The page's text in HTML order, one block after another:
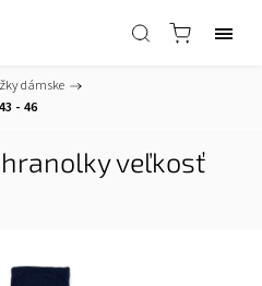
dámske /
- 46
veľkosť